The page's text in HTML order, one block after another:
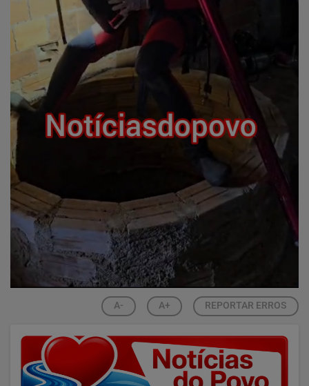
A- A+ REPORTAR ERROS